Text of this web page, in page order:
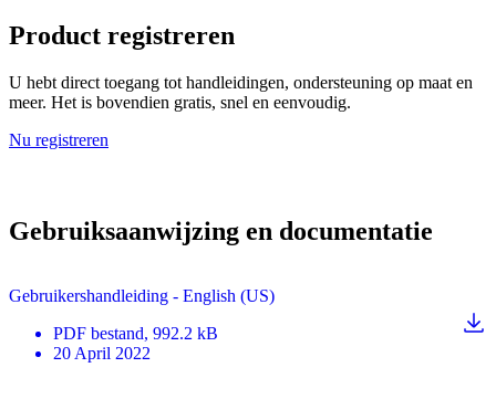
Product registreren
U hebt direct toegang tot handleidingen, ondersteuning op maat en
meer. Het is bovendien gratis, snel en eenvoudig.
Nu registreren
Gebruiksaanwijzing en documentatie
Gebruikershandleiding - English (US)
PDF bestand, 992.2 kB
20 April 2022